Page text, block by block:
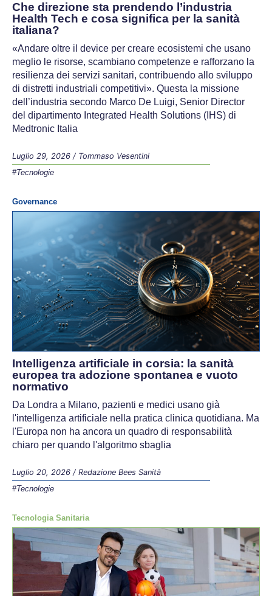
Che direzione sta prendendo l’industria
Health Tech e cosa significa per la sanità
italiana?
«Andare oltre il device per creare ecosistemi che usano
meglio le risorse, scambiano competenze e rafforzano la
resilienza dei servizi sanitari, contribuendo allo sviluppo
di distretti industriali competitivi». Questa la missione
dell’industria secondo Marco De Luigi, Senior Director
del dipartimento Integrated Health Solutions (IHS) di
Medtronic Italia
Luglio 29, 2026 / Tommaso Vesentini
#Tecnologie
Governance
Intelligenza artificiale in corsia: la sanità
europea tra adozione spontanea e vuoto
normativo
Da Londra a Milano, pazienti e medici usano già
l'intelligenza artificiale nella pratica clinica quotidiana. Ma
l'Europa non ha ancora un quadro di responsabilità
chiaro per quando l'algoritmo sbaglia
Luglio 20, 2026 / Redazione Bees Sanità
#Tecnologie
Tecnologia Sanitaria